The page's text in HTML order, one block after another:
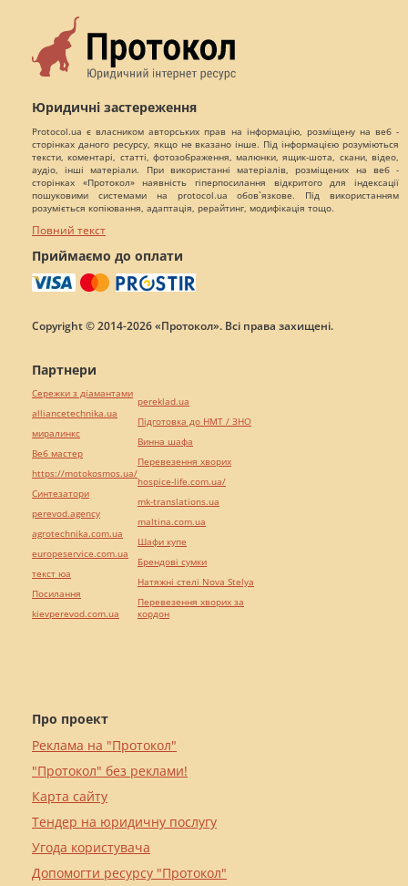
Юридичні застереження
Protocol.ua є власником авторських прав на інформацію, розміщену на веб -
сторінках даного ресурсу, якщо не вказано інше. Під інформацією розуміються
тексти, коментарі, статті, фотозображення, малюнки, ящик-шота, скани, відео,
аудіо, інші матеріали. При використанні матеріалів, розміщених на веб -
сторінках «Протокол» наявність гіперпосилання відкритого для індексації
пошуковими системами на protocol.ua обов`язкове. Під використанням
розуміється копіювання, адаптація, рерайтинг, модифікація тощо.
Повний текст
Приймаємо до оплати
Copyright © 2014-2026 «Протокол». Всі права захищені.
Про проект
Реклама на "Протокол"
"Протокол" без реклами!
Карта сайту
Тендер на юридичну послугу
Угода користувача
Допомогти ресурсу "Протокол"
Партнери
Сережки з діамантами
alliancetechnika.ua
миралинкс
Веб мастер
https://motokosmos.ua/
Синтезатори
perevod.agency
agrotechnika.com.ua
europeservice.com.ua
текст юа
Посилання
kievperevod.com.ua
pereklad.ua
Підготовка до НМТ / ЗНО
Винна шафа
Перевезення хворих
hospice-life.com.ua/
mk-translations.ua
maltina.com.ua
Шафи купе
Брендові сумки
Натяжні стелі Nova Stelya
Перевезення хворих за
кордон